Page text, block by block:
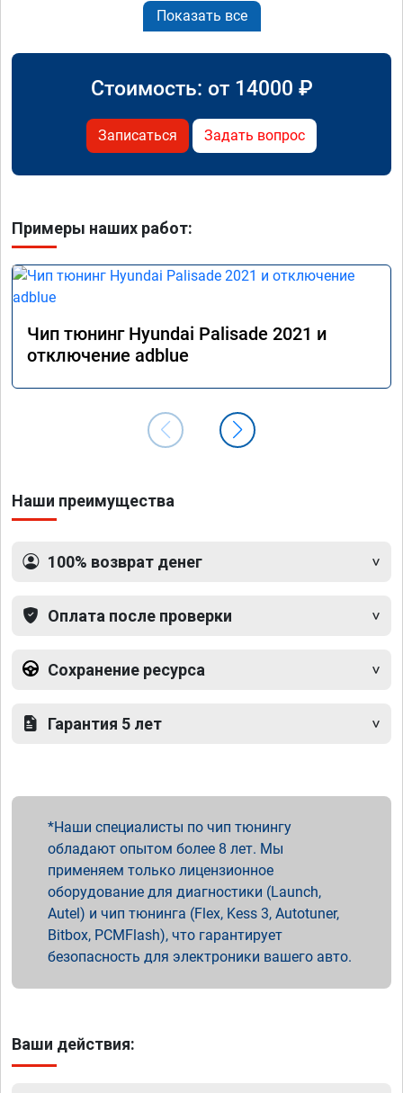
Показать все
Стоимость: от 14000 ₽
Записаться Задать вопрос
Примеры наших работ:
Чип тюнинг Hyundai Palisade 2021 и
отключение adblue
Наши преимущества
100% возврат денег
Оплата после проверки
Сохранение ресурса
Гарантия 5 лет
Наши специалисты по чип тюнингу
обладают опытом более 8 лет. Мы
применяем только лицензионное
оборудование для диагностики (Launch,
Autel) и чип тюнинга (Flex, Kess 3, Autotuner,
Bitbox, PCMFlash), что гарантирует
безопасность для электроники вашего авто.
Ваши действия: